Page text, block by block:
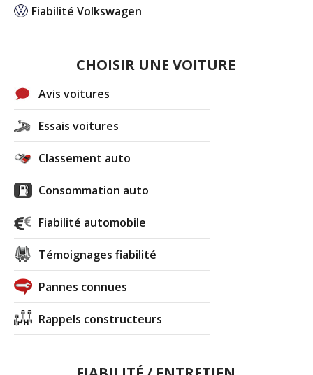
Fiabilité Volkswagen
CHOISIR UNE VOITURE
Avis voitures
Essais voitures
Classement auto
Consommation auto
Fiabilité automobile
Témoignages fiabilité
Pannes connues
Rappels constructeurs